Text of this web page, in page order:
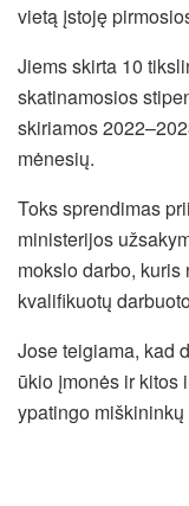
vietą įstoję
Jiems skirta 10
skatinamosios
skiriamos
mėnesių.
Toks sprendimas
ministerijos
mokslo darbo,
kvalifikuotų
Jose teigiama, kad
ūkio įmonės ir kitos
ypatingo miškininkų